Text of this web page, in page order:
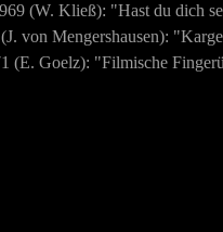
(W. Kließ): "Hast du dich
von Mengershausen):
(E. Goelz): "Filmische